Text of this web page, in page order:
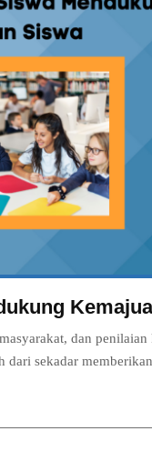
dan
sekadar